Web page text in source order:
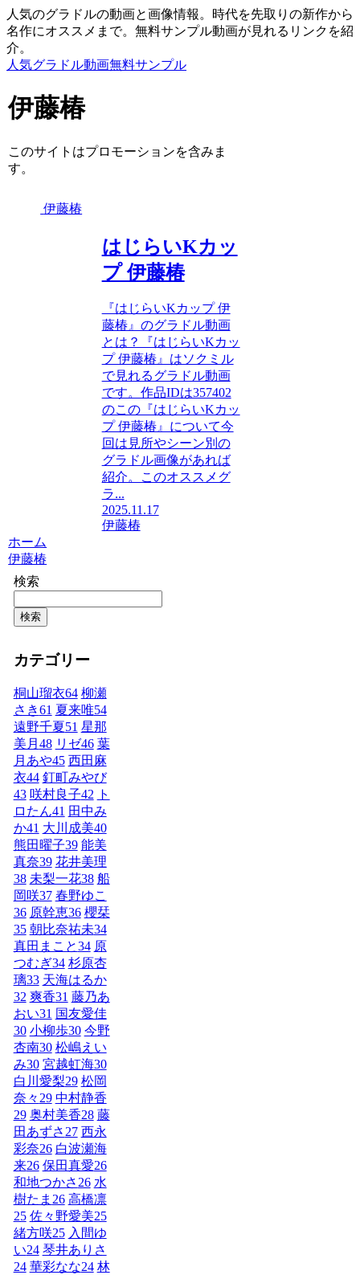
人気のグラドルの動画と画像情報。時代を先取りの新作から
名作にオススメまで。無料サンプル動画が見れるリンクを紹
介。
人気グラドル動画無料サンプル
伊藤椿
このサイトはプロモーションを含みま
す。
伊藤椿
はじらいKカッ
プ 伊藤椿
『はじらいKカップ 伊
藤椿』のグラドル動画
とは？『はじらいKカッ
プ 伊藤椿』はソクミル
で見れるグラドル動画
です。作品IDは357402
のこの『はじらいKカッ
プ 伊藤椿』について今
回は見所やシーン別の
グラドル画像があれば
紹介。このオススメグ
ラ...
2025.11.17
伊藤椿
ホーム
伊藤椿
検索
検索
カテゴリー
桐山瑠衣64 柳瀬
さき61 夏来唯54
遠野千夏 51 星那
美月 48 リゼ46 葉
月あや45 西田麻
衣44 釘町みやび
43 咲村良子42
ト
ロたん41 田中み
か41 大川成美40
熊田曜子39 能美
真奈39 花井美理
38 未梨一花38 船
岡咲37 春野ゆこ
36 原幹恵36 櫻栞
35 朝比奈祐未34
真田まこと34 原
つむぎ34 杉原杏
璃33 天海はるか
32 爽香31 藤乃あ
おい31 国友愛佳
30 小柳歩30 今野
杏南30 松嶋えい
み30 宮越虹海30
白川愛梨29 松岡
奈々29 中村静香
29 奥村美香28 藤
田あずさ27 西永
彩奈26 白波瀬海
来26 保田真愛26
和地つかさ26 水
樹たま 26 高橋凛
25 佐々野愛美25
緒方咲25 入間ゆ
い24 琴井ありさ
24 華彩なな24 林